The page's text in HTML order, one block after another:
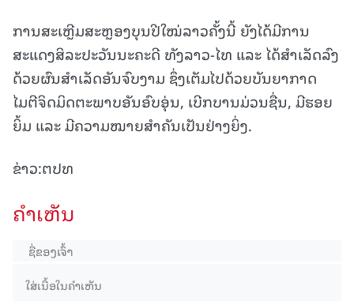
ການສະເຫຼີມສະຫຼອງບຸນປີໃໝ່ລາວຄັ້ງນີ້ ຍັງໄດ້ມີການ
ສະແດງສິລະປະວັນນະຄະດີ ທັງລາວ-ໄທ ແລະ ໄດ້ສໍາເລັດລົງ
ດ້ວຍຜົນສໍາເລັດອັນຈົບງາມ ຊຶ່ງເຕັມໄປດ້ວຍບັນຍາກາດ
ໄມຕີຈິດມິດຕະພາບອັນອົບອຸ່ນ, ເບີກບານມ່ວນຊື່ນ, ມີຮອຍ
ຍິ້ມ ແລະ ມີຄວາມໝາຍສໍາຄັນເປັນຢ່າງຍິ່ງ.
ຂ່າວ:ຕປທ
ຄໍາເຫັນ